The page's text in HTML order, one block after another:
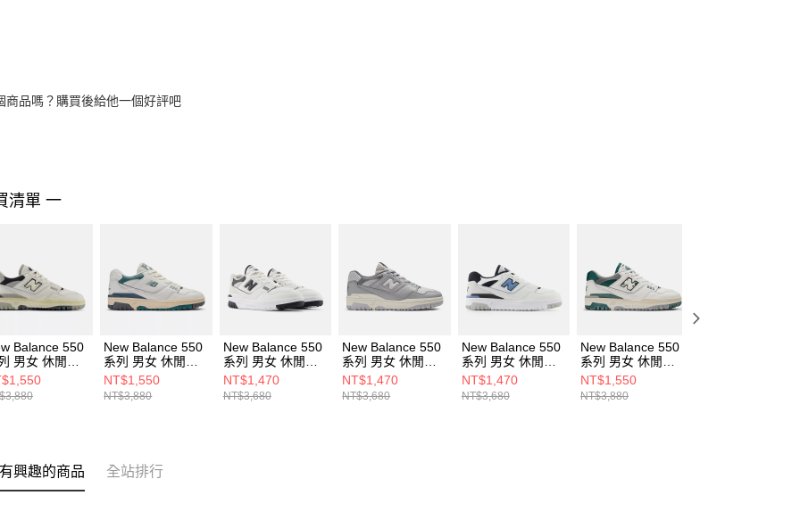
商品嗎？購買後給他一個好評吧
清單 一
Balance 550
男女 休閒鞋
D
New Balance 550
系列 男女 休閒鞋
BB550PTB-D
NT$1,550
NT$3,880
New Balance 550
系列 男女 休閒鞋
BB550ESI-D
NT$1,470
NT$3,680
New Balance 550
系列 男女 休閒鞋
BB550TMC-D
NT$1,470
NT$3,680
New Balance 550
系列 男女 休閒鞋
BB550ESF-D
NT$1,470
NT$3,680
New Balance 550
系列 男女 休閒鞋
BB550VTG-D
NT$1,550
NT$3,880
興趣的商品 全站排行